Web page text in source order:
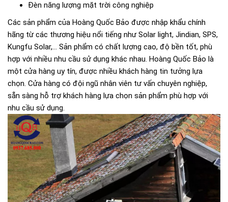
Đèn năng lượng mặt trời công nghiệp
Các sản phẩm của Hoàng Quốc Bảo được nhập khẩu chính
hãng từ các thương hiệu nổi tiếng như Solar light, Jindian, SPS,
Kungfu Solar,... Sản phẩm có chất lượng cao, độ bền tốt, phù
hợp với nhiều nhu cầu sử dụng khác nhau. Hoàng Quốc Bảo là
một cửa hàng uy tín, được nhiều khách hàng tin tưởng lựa
chọn. Cửa hàng có đội ngũ nhân viên tư vấn chuyên nghiệp,
sẵn sàng hỗ trợ khách hàng lựa chọn sản phẩm phù hợp với
nhu cầu sử dụng.